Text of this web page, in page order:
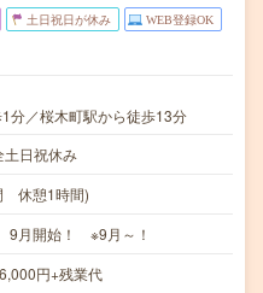
土日祝日が休み WEB登録OK
分／桜木町駅から徒歩13分
日祝休み
休憩1時間)
9月開始！ ※9月～！
円+残業代